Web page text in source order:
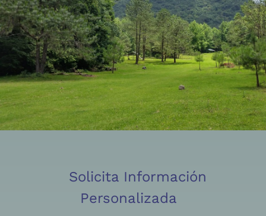
Solicita Información
Personalizada